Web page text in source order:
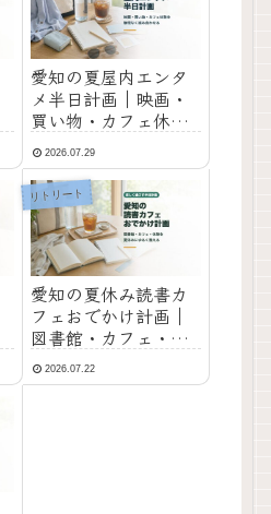
愛知の夏屋内エンタ
メ半日計画｜映画・
買い物・カフェ休憩
を無理なく組み合わ
せるコツ
2026.07.29
リトリート
愛知の夏休み読書カ
フェおでかけ計画｜
図書館・カフェ・休
憩で涼しく過ごす半
日ルート
2026.07.22